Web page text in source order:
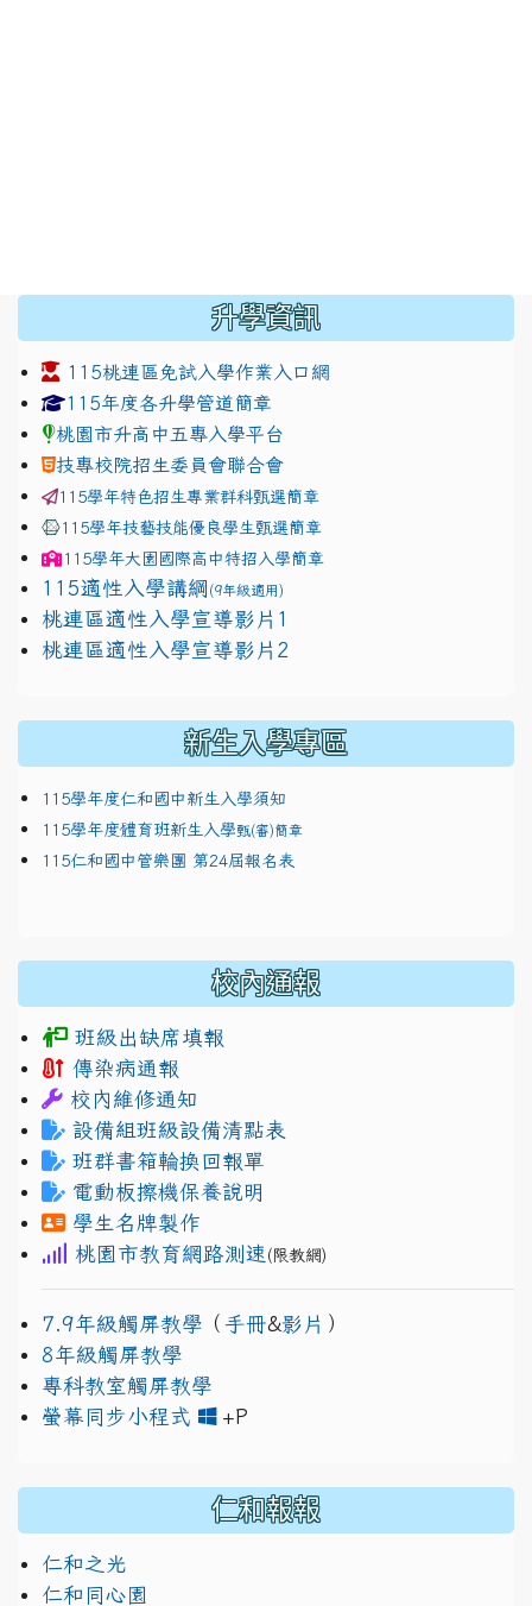
升學資訊
115桃連區免試入學作業入口網
link to https://www.jhjhs.tyc.edu.tw/modules/
115年度各升學管道簡章
桃園市升高中五專入學平台
技專校院招生委員會聯合會
115學年特色招生專業群科甄選簡章
115學年技藝技能優良學生甄選簡章
115學年大園國際高中特招入學簡章
115適性入學講綱 (9年級適用)
link to https://docs.google.com/presentation/d/
桃連區適性入學宣導影片1
link to https://docs.google.com/presentation/d/
桃連區適性入學宣導影片2
新生入學專區
115學年度仁和國中新生入學須知
115學年度體育班新生入學甄(審)簡章
115仁和國中管樂團 第24屆報名表
校內通報
班級出缺席填報
傳染病通報
校內維修通知
設備組班級設備清點表
班群書箱輪換回報單
電動板擦機保養說明
學生名牌製作
桃園市教育網路測速 (限教網)
7.9年級觸屏教學 （ 手冊&影片 ）
8年級觸屏教學
專科教室觸屏教學
螢幕同步小程式
+P
仁和報報
仁和之光
仁和同心園